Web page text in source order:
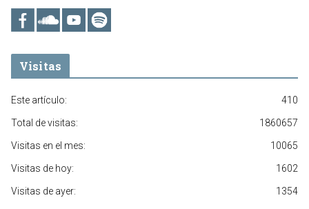
Visitas
410
Este artículo:
1860657
Total de visitas:
10065
Visitas en el mes:
1602
Visitas de hoy:
1354
Visitas de ayer: